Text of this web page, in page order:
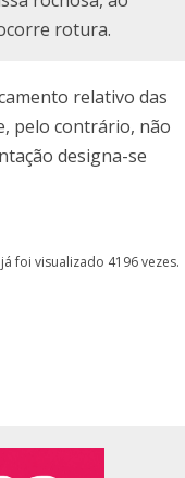
rotura.
relativo das
pelo contrário, não
designa-se
foi visualizado 4196 vezes.